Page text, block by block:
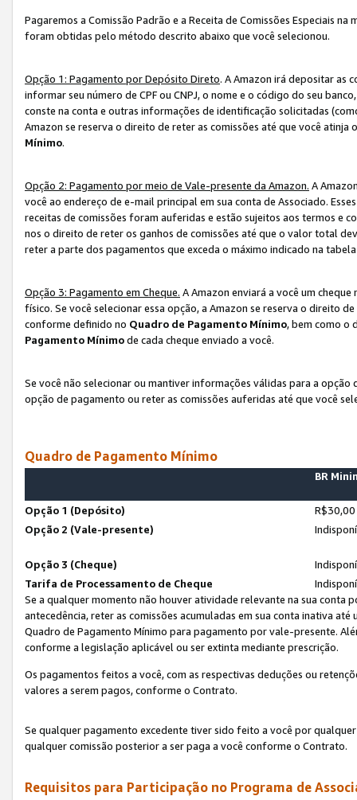
Pagaremos a Comissão Padrão e a Receita de Comissões Especiais
foram obtidas pelo método descrito abaixo que você selecionou.
Opção 1: Pagamento por Depósito Direto. A Amazon irá depositar as
informar seu número de CPF ou CNPJ, o nome e o código do seu
conste na conta e outras informações de identificação solicitadas
Amazon se reserva o direito de reter as comissões até que você
Mínimo.
Opção 2: Pagamento por meio de Vale-presente da Amazon. A
você ao endereço de e-mail principal em sua conta de Associado.
receitas de comissões foram auferidas e estão sujeitos aos termos e
nos o direito de reter os ganhos de comissões até que o valor total
reter a parte dos pagamentos que exceda o máximo indicado na
Opção 3: Pagamento em Cheque. A Amazon enviará a você um
físico. Se você selecionar essa opção, a Amazon se reserva o direito
conforme definido no Quadro de Pagamento Mínimo, bem como o
Pagamento Mínimode cada cheque enviado a você.
Se você não selecionar ou mantiver informações válidas para a
opção de pagamento ou reter as comissões auferidas até que você
Quadro de Pagamento Mínimo
BR
Opção 1 (Depósito)
R$30,00
Opção 2 (Vale-presente)
Opção 3 (Cheque)
Tarifa de Processamento de Cheque
Se a qualquer momento não houver atividade relevante na sua conta
antecedência, reter as comissões acumuladas em sua conta inativa
Quadro de Pagamento Mínimo para pagamento por vale-presente.
conforme a legislação aplicável ou ser extinta mediante prescrição.
Os pagamentos feitos a você, com as respectivas deduções ou
valores a serem pagos, conforme o Contrato.
Se qualquer pagamento excedente tiver sido feito a você por
qualquer comissão posterior a ser paga a você conforme o Contrato.
Requisitos para Participação no Programa de